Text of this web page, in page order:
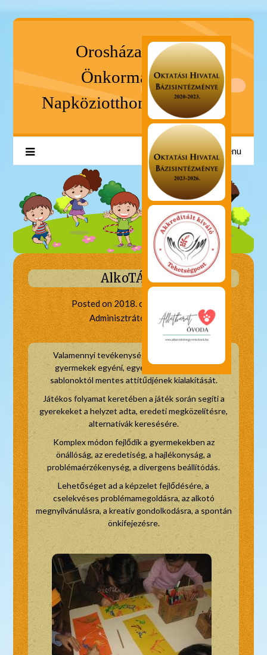
Orosháza Városi
Önkormányzat
Napköziotthonos Óvodája
Menu
AlkoTÁSka
Posted on2018. október 26.
Adminisztrátor Óvoda
Valamennyi tevékenységi területen segíti a
gyermekek egyéni, egyedi, ötletes, kreatív,
sablonoktól mentes attitűdjének kialakítását.
Játékos folyamat keretében a játék során segíti a
gyerekeket a helyzet adta, eredeti megközelítésre,
alternatívák keresésére.
Komplex módon fejlődik a gyermekekben az
önállóság, az eredetiség, a hajlékonyság, a
problémaérzékenység, a divergens beállítódás.
Lehetőséget ad a képzelet fejlődésére, a
cselekvéses problémamegoldásra, az alkotó
megnyilvánulásra, a kreatív gondolkodásra, a spontán
önkifejezésre.